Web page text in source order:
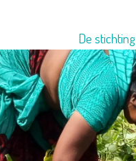
De stichting